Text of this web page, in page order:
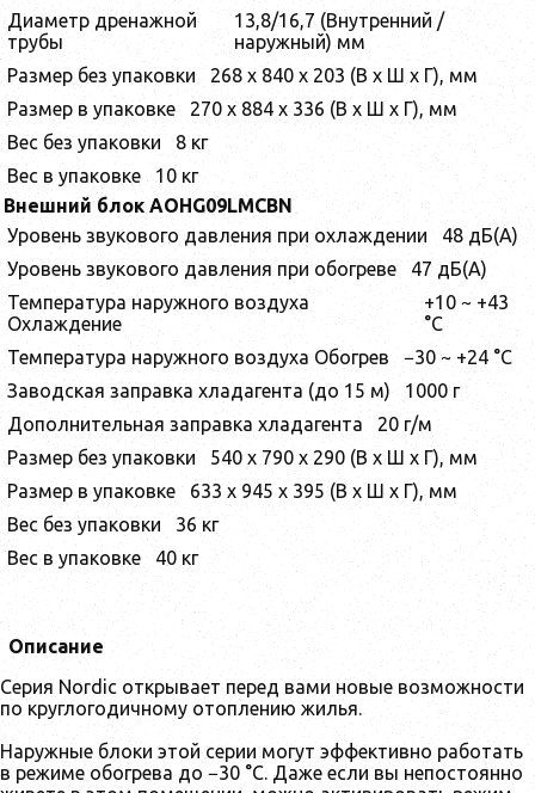
Диаметр дренажной
трубы
13,8/16,7 (Внутренний /
наружный) мм
Размер без упаковки
268 x 840 x 203 (В х Ш х Г), мм
Размер в упаковке
270 x 884 x 336 (В х Ш х Г), мм
Вес без упаковки
8 кг
Вес в упаковке
10 кг
Внешний блок AOHG09LMCBN
Уровень звукового давления при охлаждении
48 дБ(А)
Уровень звукового давления при обогреве
47 дБ(А)
Температура наружного воздуха
Охлаждение
+10 ~ +43
°С
Температура наружного воздуха Обогрев
−30 ~ +24 °С
Заводская заправка хладагента (до 15 м)
1000 г
Дополнительная заправка хладагента
20 г/м
Размер без упаковки
540 x 790 x 290 (В х Ш х Г), мм
Размер в упаковке
633 x 945 x 395 (В х Ш х Г), мм
Вес без упаковки
36 кг
Вес в упаковке
40 кг
Описание
Cерия Nordic открывает перед вами новые возможности
по круглогодичному отоплению жилья.
Наружные блоки этой серии могут эффективно работать
в режиме обогрева до −30 °С. Даже если вы непостоянно